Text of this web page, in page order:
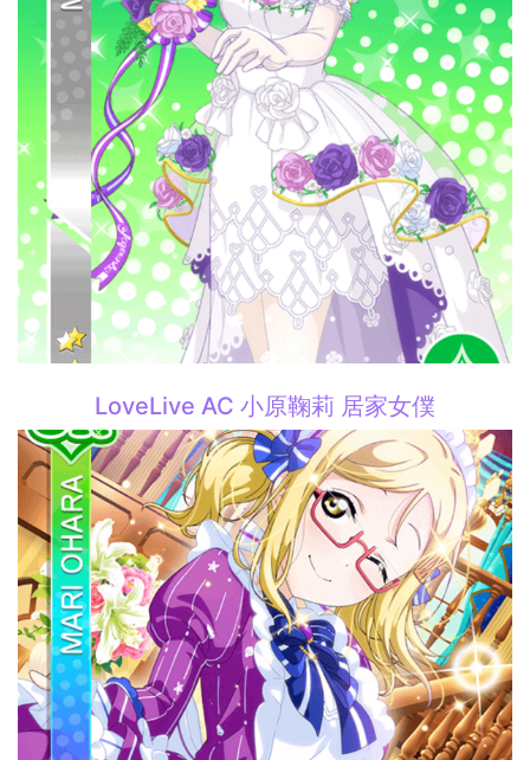
LoveLive AC 小原鞠莉 居家女僕